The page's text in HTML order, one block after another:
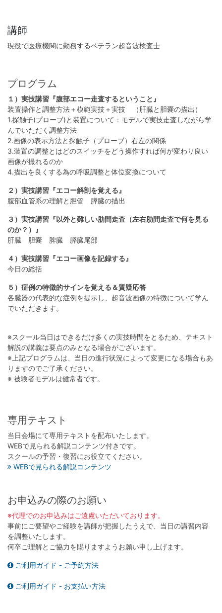
講師
現役で医療機関に勤務するベテラン超音波検査士
プログラム
１）実技講習『腹部エコー走査するということ』
装置操作と調整方法＋模範実技＋実技 （肝臓と胆嚢の描出）
1.探触子(プローブ)と装置について：モデルで実技走査しながら学
んでいただく調整方法
2.画像の表示方法と探触子（プローブ）右左の関係
3.装置の調整とはどのスイッチをどう操作すれば何が変わり良い
画像が撮れるのか
4.描出を良くする為の呼吸調整と体位変換について
２）実技講習『エコー解剖を覚える』
腹部血管系の理解と胆管 膵臓の描出
３）実技講習『以外と難しい肋間走査（左右肋間走査で何を見る
のか？）』
肝臓 胆嚢 脾臓 膵臓尾部
４）実技講習『エコー画像を記録する』
今日の総括
５）症例の特徴的サインを覚える＆質疑応答
各臓器の代表的な症例を提示し、超音波画像の特徴について学ん
でいただきます。
※スクール当日はできるだけ多くの実技時間をとるため、テキスト
解説の講義は要点のみとなる場合がございます。
※上記プログラムは、当日の進行状況によって変更になる場合もあ
りますのでご了承ください。
※ 被験者モデルは健常者です。
専用テキスト
当日会場にて専用テキストを配布いたします。
WEBで見られる解説コンテンツ付きです。
スクールの予習・復習にお役立てください。
WEBで見られる解説コンテンツ
お申込みの際のお願い
※代理でのお申込みはご遠慮いただいております。
事前にご要望やご経験を講師が把握したうえで、当日の講習内容
を調整いたします。
何卒ご理解とご協力を賜りますようお願い申し上げます。
ご利用ガイド - ご予約方法
ご利用ガイド - お支払い方法